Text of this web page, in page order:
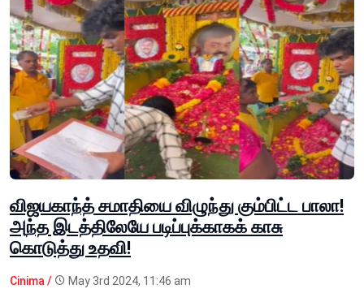
விஜயகாந்த் சமாதியை விழுந்து கும்பிட்ட பாலா!
அந்த இடத்திலேயே படிப்புக்காகக் காசு
கொடுத்து உதவி!
Cinima / May 3rd 2024, 11:46 am